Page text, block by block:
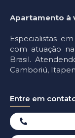
Apartamento à
Especialistas
com atuação
Brasil.
Camboriú,
Entre em